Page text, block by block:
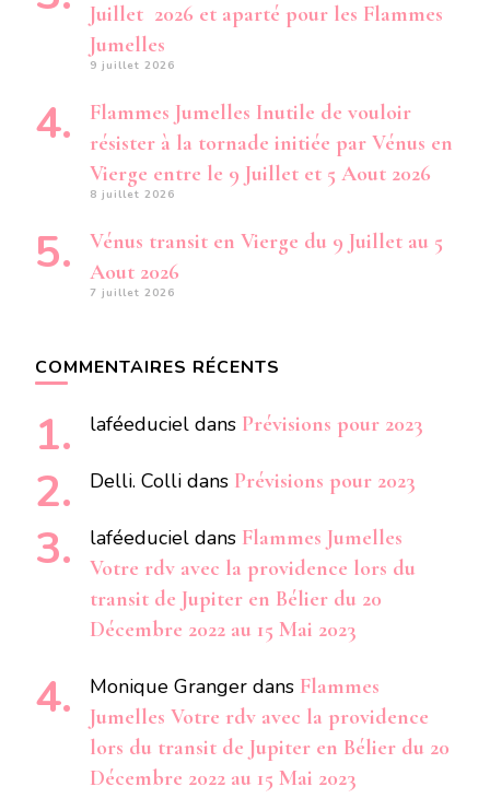
Juillet 2026 et aparté pour les Flammes
Jumelles
9 juillet 2026
Flammes Jumelles Inutile de vouloir
résister à la tornade initiée par Vénus en
Vierge entre le 9 Juillet et 5 Aout 2026
8 juillet 2026
Vénus transit en Vierge du 9 Juillet au 5
Aout 2026
7 juillet 2026
COMMENTAIRES RÉCENTS
laféeduciel dans Prévisions pour 2023
Delli. Colli dans Prévisions pour 2023
laféeduciel dans Flammes Jumelles
Votre rdv avec la providence lors du
transit de Jupiter en Bélier du 20
Décembre 2022 au 15 Mai 2023
Monique Granger dans Flammes
Jumelles Votre rdv avec la providence
lors du transit de Jupiter en Bélier du 20
Décembre 2022 au 15 Mai 2023